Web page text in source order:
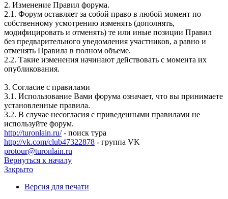
2. Изменение Правил форума.
2.1. Форум оставляет за собой право в любой момент по
собственному усмотрению изменять (дополнять,
модифицировать и отменять) те или иные позиции Правил
без предварительного уведомления участников, а равно и
отменять Правила в полном объеме.
2.2. Такие изменения начинают действовать с момента их
опубликования.
3. Согласие с правилами
3.1. Использование Вами форума означает, что вы принимаете
установленные правила.
3.2. В случае несогласия с приведенными правилами не
используйте форум.
http://turonlain.ru/- поиск тура
http://vk.com/club47322878 - группа VK
protour@turonlain.ru
Вернуться к началу
Закрыто
Версия для печати